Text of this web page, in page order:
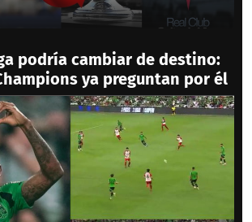
podría cambiar de destino:
ya preguntan por él